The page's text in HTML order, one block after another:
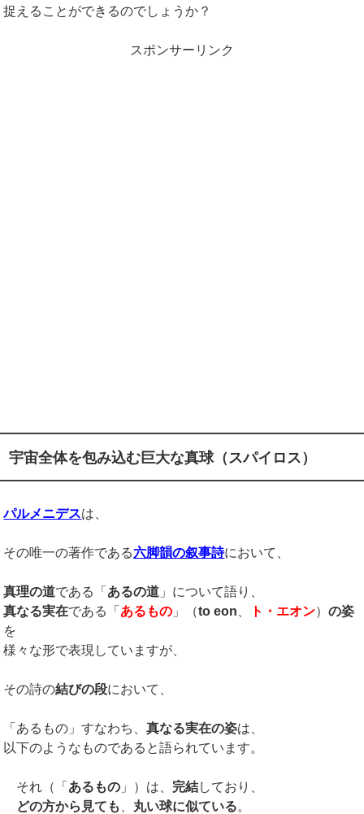
捉えることができるのでしょうか？
スポンサーリンク
宇宙全体を包み込む巨大な真球（スパイロス）
パルメニデスは、
その唯一の著作である六脚韻の叙事詩において、
真理の道である「 あるの道 」について語り、
真なる実在である「 あるもの 」（to eon ト・エオン）の姿
を
様々な形で表現していますが、
その詩の結びの段において、
「あるもの」すなわち、真なる実在の姿は、
以下のようなものであると語られています。
それ（「 あるもの 」）は、 完結しており、
どの方から見ても
丸い球に似ている。